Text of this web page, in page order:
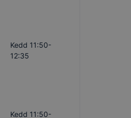
Kedd 11:50-
12:35
Kedd 11:50-